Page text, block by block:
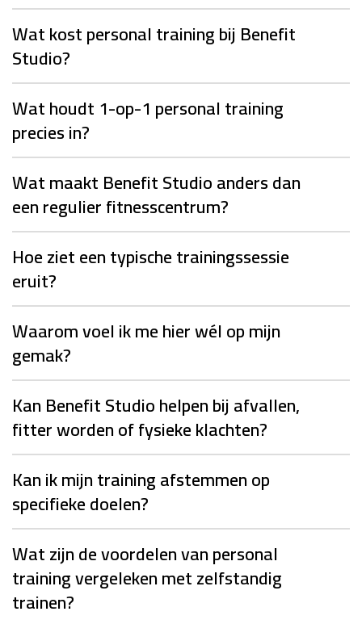
Wat kost personal training bij Benefit
Studio?
Wat houdt 1-op-1 personal training
precies in?
Wat maakt Benefit Studio anders dan
een regulier fitnesscentrum?
Hoe ziet een typische trainingssessie
eruit?
Waarom voel ik me hier wél op mijn
gemak?
Kan Benefit Studio helpen bij afvallen,
fitter worden of fysieke klachten?
Kan ik mijn training afstemmen op
specifieke doelen?
Wat zijn de voordelen van personal
training vergeleken met zelfstandig
trainen?